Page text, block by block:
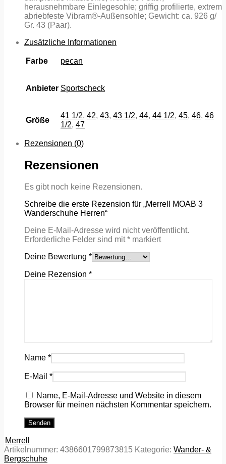
herausnehmbare Einlegesohle; griffig profilierte, extrem
abriebfeste Vibram®-Außensohle; Gewicht: ca. 926 g/
Gr. 43 (Paar).
Zusätzliche Informationen
Farbe pecan
Anbieter Sportscheck
Größe
41 1/2, 42, 43, 43 1/2, 44, 44 1/2, 45, 46, 46
1/2, 47
Rezensionen (0)
Rezensionen
Es gibt noch keine Rezensionen.
Schreibe die erste Rezension für „Merrell MOAB 3
Wanderschuhe Herren“
Deine E-Mail-Adresse wird nicht veröffentlicht.
Erforderliche Felder sind mit* markiert
Deine Bewertung *
Deine Rezension *
Name *
E-Mail *
Name, E-Mail-Adresse und Website in diesem
Browser für meinen nächsten Kommentar speichern.
Merrell
Artikelnummer: 4386601799873815 Kategorie: Wander- &
Bergschuhe